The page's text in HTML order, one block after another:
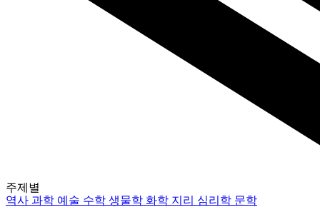
주제별
역사과학 예술 수학생물학 화학 지리 심리학 문학